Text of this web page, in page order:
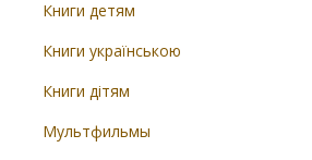
Книги детям
Книги українською
Книги дітям
Мультфильмы